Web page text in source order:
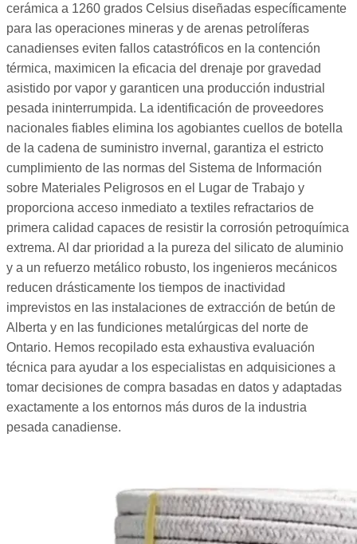
cerámica a 1260 grados Celsius diseñadas específicamente
para las operaciones mineras y de arenas petrolíferas
canadienses eviten fallos catastróficos en la contención
térmica, maximicen la eficacia del drenaje por gravedad
asistido por vapor y garanticen una producción industrial
pesada ininterrumpida. La identificación de proveedores
nacionales fiables elimina los agobiantes cuellos de botella
de la cadena de suministro invernal, garantiza el estricto
cumplimiento de las normas del Sistema de Información
sobre Materiales Peligrosos en el Lugar de Trabajo y
proporciona acceso inmediato a textiles refractarios de
primera calidad capaces de resistir la corrosión petroquímica
extrema. Al dar prioridad a la pureza del silicato de aluminio
y a un refuerzo metálico robusto, los ingenieros mecánicos
reducen drásticamente los tiempos de inactividad
imprevistos en las instalaciones de extracción de betún de
Alberta y en las fundiciones metalúrgicas del norte de
Ontario. Hemos recopilado esta exhaustiva evaluación
técnica para ayudar a los especialistas en adquisiciones a
tomar decisiones de compra basadas en datos y adaptadas
exactamente a los entornos más duros de la industria
pesada canadiense.